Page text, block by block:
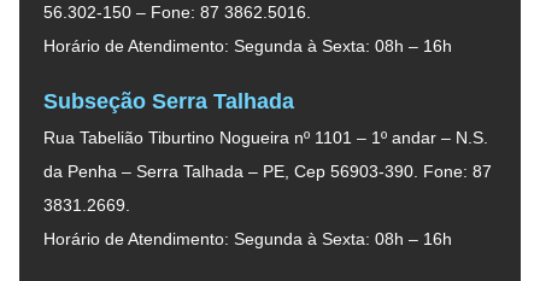
56.302-150 – Fone: 87 3862.5016.
Horário de Atendimento: Segunda à Sexta: 08h – 16h
Subseção Serra Talhada
Rua Tabelião Tiburtino Nogueira nº 1101 – 1º andar – N.S.
da Penha – Serra Talhada – PE, Cep 56903-390. Fone: 87
3831.2669.
Horário de Atendimento: Segunda à Sexta: 08h – 16h